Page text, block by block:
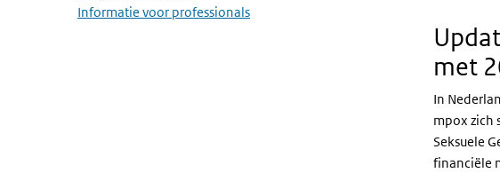
Informatie voor professionals
met
In
mpox zich
Seksuele
financiële